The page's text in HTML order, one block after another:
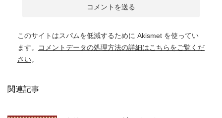
このサイトはスパムを低減するために Akismet を使ってい
ます。
コメントデータの処理方法の詳細はこちらをご覧くだ
さい。
関連記事